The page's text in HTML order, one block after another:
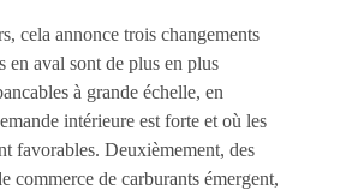
cela annonce trois changements
en aval sont de plus en plus
à grande échelle, en
intérieure est forte et où les
favorables. Deuxièmement, des
commerce de carburants émergent,